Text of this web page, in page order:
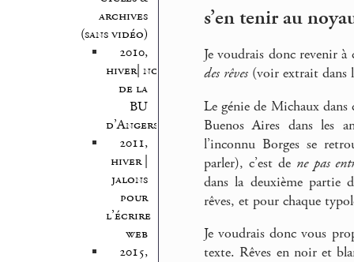
archives
(sans vidéo)
2010,
hiver| nocturnes
de la
BU
d’Angers
2011,
hiver |
jalons
pour
l’écrire
web
2015,
s’en tenir au
Je voudrais donc revenir
des rêves (voir extrait dans
Le génie de Michaux
Buenos Aires dans les
l’inconnu Borges se
parler), c’est de ne pas
dans la deuxième partie
rêves, et pour chaque
Je voudrais donc vous
texte. Rêves en noir et